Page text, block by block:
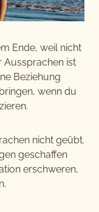
Ende, weil nicht
Aussprachen ist
Beziehung
wenn du
nicht geübt.
geschaffen
erschweren,